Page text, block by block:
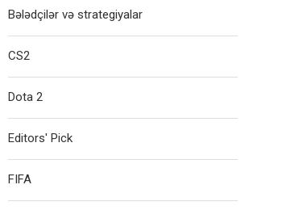
Bələdçilər və strategiyalar
CS2
Dota 2
Editors' Pick
FIFA